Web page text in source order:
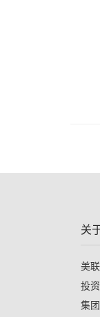
关
美
投
集